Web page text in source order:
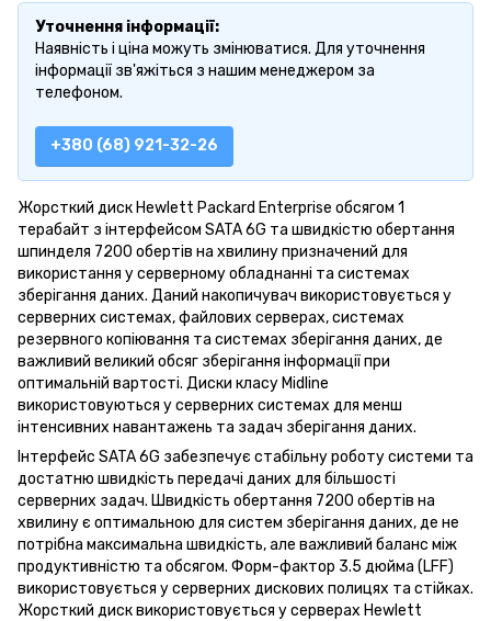
Уточнення інформації:
Наявність і ціна можуть змінюватися. Для уточнення
інформації зв'яжіться з нашим менеджером за
телефоном.
+380 (68) 921-32-26
Жорсткий диск Hewlett Packard Enterprise обсягом 1
терабайт з інтерфейсом SATA 6G та швидкістю обертання
шпинделя 7200 обертів на хвилину призначений для
використання у серверному обладнанні та системах
зберігання даних. Даний накопичувач використовується у
серверних системах, файлових серверах, системах
резервного копіювання та системах зберігання даних, де
важливий великий обсяг зберігання інформації при
оптимальній вартості. Диски класу Midline
використовуються у серверних системах для менш
інтенсивних навантажень та задач зберігання даних.
Інтерфейс SATA 6G забезпечує стабільну роботу системи та
достатню швидкість передачі даних для більшості
серверних задач. Швидкість обертання 7200 обертів на
хвилину є оптимальною для систем зберігання даних, де не
потрібна максимальна швидкість, але важливий баланс між
продуктивністю та обсягом. Форм-фактор 3.5 дюйма (LFF)
використовується у серверних дискових полицях та стійках.
Жорсткий диск використовується у серверах Hewlett